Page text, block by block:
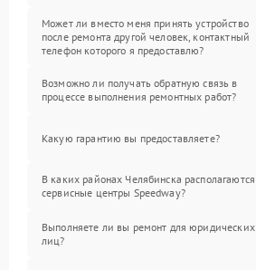
Может ли вместо меня принять устройство
после ремонта другой человек, контактный
телефон которого я предоставлю?
Возможно ли получать обратную связь в
процессе выполнения ремонтных работ?
Какую гарантию вы предоставляете?
В каких районах Челябинска располагаются
сервисные центры Speedway?
Выполняете ли вы ремонт для юридических
лиц?